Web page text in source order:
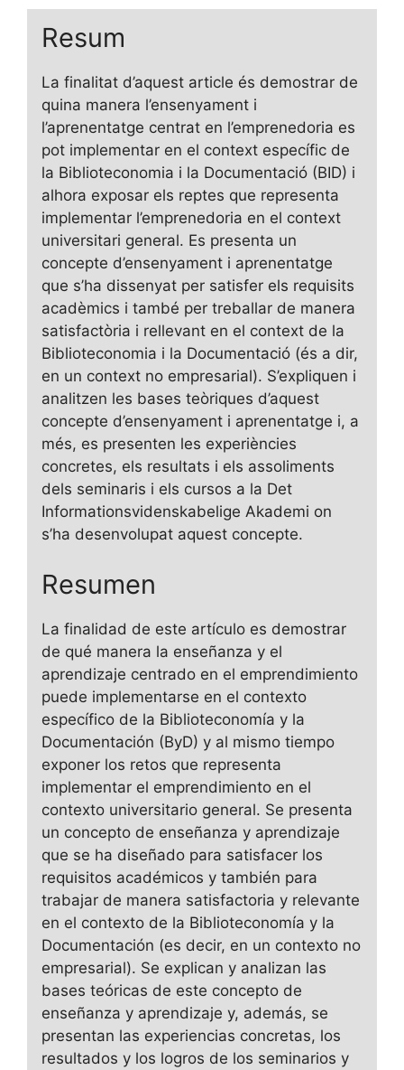
Resum
La finalitat d’aquest article és demostrar de
quina manera l’ensenyament i
l’aprenentatge centrat en l’emprenedoria es
pot implementar en el context específic de
la Biblioteconomia i la Documentació (BID) i
alhora exposar els reptes que representa
implementar l’emprenedoria en el context
universitari general. Es presenta un
concepte d’ensenyament i aprenentatge
que s’ha dissenyat per satisfer els requisits
acadèmics i també per treballar de manera
satisfactòria i rellevant en el context de la
Biblioteconomia i la Documentació (és a dir,
en un context no empresarial). S’expliquen i
analitzen les bases teòriques d’aquest
concepte d’ensenyament i aprenentatge i, a
més, es presenten les experiències
concretes, els resultats i els assoliments
dels seminaris i els cursos a la Det
Informationsvidenskabelige Akademi on
s’ha desenvolupat aquest concepte.
Resumen
La finalidad de este artículo es demostrar
de qué manera la enseñanza y el
aprendizaje centrado en el emprendimiento
puede implementarse en el contexto
específico de la Biblioteconomía y la
Documentación (ByD) y al mismo tiempo
exponer los retos que representa
implementar el emprendimiento en el
contexto universitario general. Se presenta
un concepto de enseñanza y aprendizaje
que se ha diseñado para satisfacer los
requisitos académicos y también para
trabajar de manera satisfactoria y relevante
en el contexto de la Biblioteconomía y la
Documentación (es decir, en un contexto no
empresarial). Se explican y analizan las
bases teóricas de este concepto de
enseñanza y aprendizaje y, además, se
presentan las experiencias concretas, los
resultados y los logros de los seminarios y